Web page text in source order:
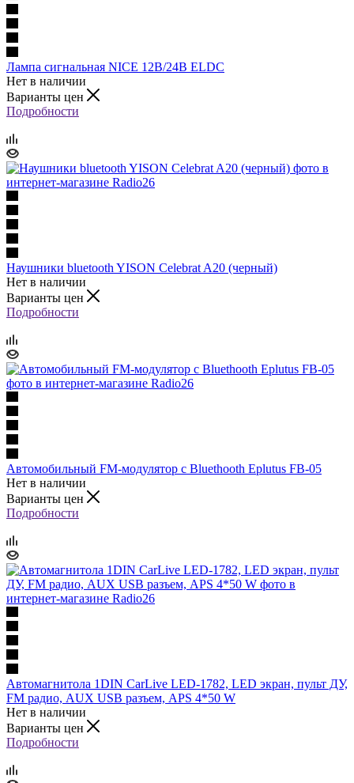
Лампа сигнальная NICE 12В/24В ELDC
Нет в наличии
Варианты цен
Подробности
Наушники bluetooth YISON Celebrat A20 (черный)
Нет в наличии
Варианты цен
Подробности
Автомобильный FM-модулятор с Bluethooth Eplutus FB-05
Нет в наличии
Варианты цен
Подробности
Автомагнитола 1DIN CarLive LED-1782, LED экран, пульт ДУ,
FM радио, AUX USB разъем, APS 4*50 W
Нет в наличии
Варианты цен
Подробности